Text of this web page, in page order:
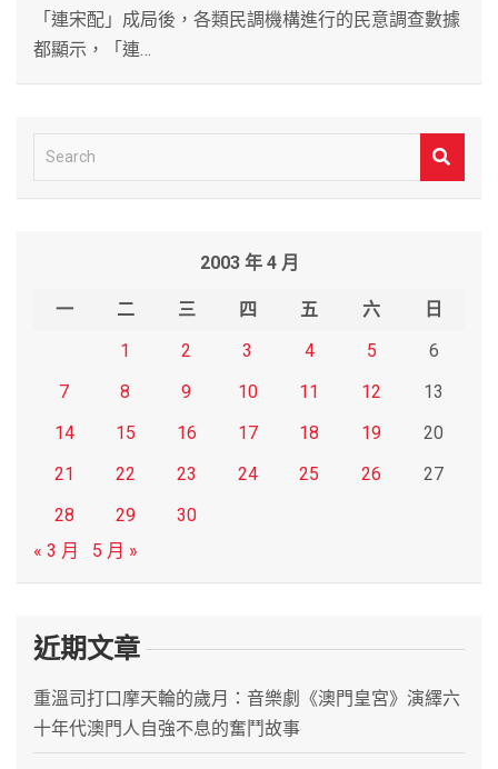
「連宋配」成局後，各類民調機構進行的民意調查數據
都顯示，「連…
e
2003 年 4 月
一 二 三 四 五 六
日
1
2 3 4 5
6
7
8 9 10 11 12
13
14
15 16 17 18 19
20
21
22 23 24 25 26
27
28
29
30
« 3 月
5 月 »
近期文章
重溫司打口摩天輪的歲月：音樂劇《澳門皇宮》演繹六
十年代澳門人自強不息的奮鬥故事